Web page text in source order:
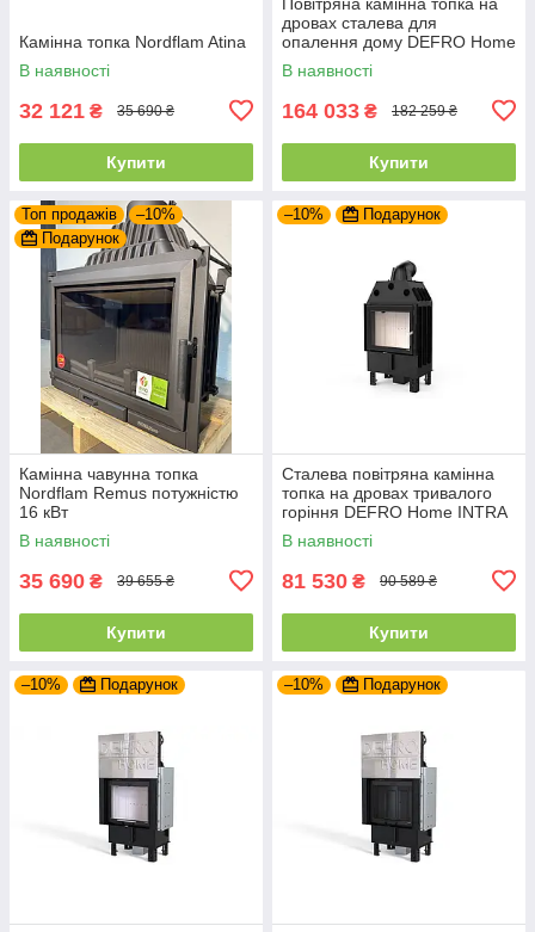
Камінна топка Nordflam Atina
В наявності
32 121 ₴ 35 690 ₴
Купити
дровах сталева для
опалення дому DEFRO Home
PORTAL ME G з підйомними
дверцятами
В наявності
164 033 ₴ 182 259 ₴
Купити
Топ продажів
–10%
Подарунок
Камінна чавунна топка
Nordflam Remus потужністю
16 кВт
В наявності
35 690 ₴ 39 655 ₴
Купити
–10% Подарунок
Сталева повітряна камінна
топка на дровах тривалого
горіння DEFRO Home INTRA
SM
В наявності
81 530 ₴ 90 589 ₴
Купити
–10% Подарунок –10% Подарунок